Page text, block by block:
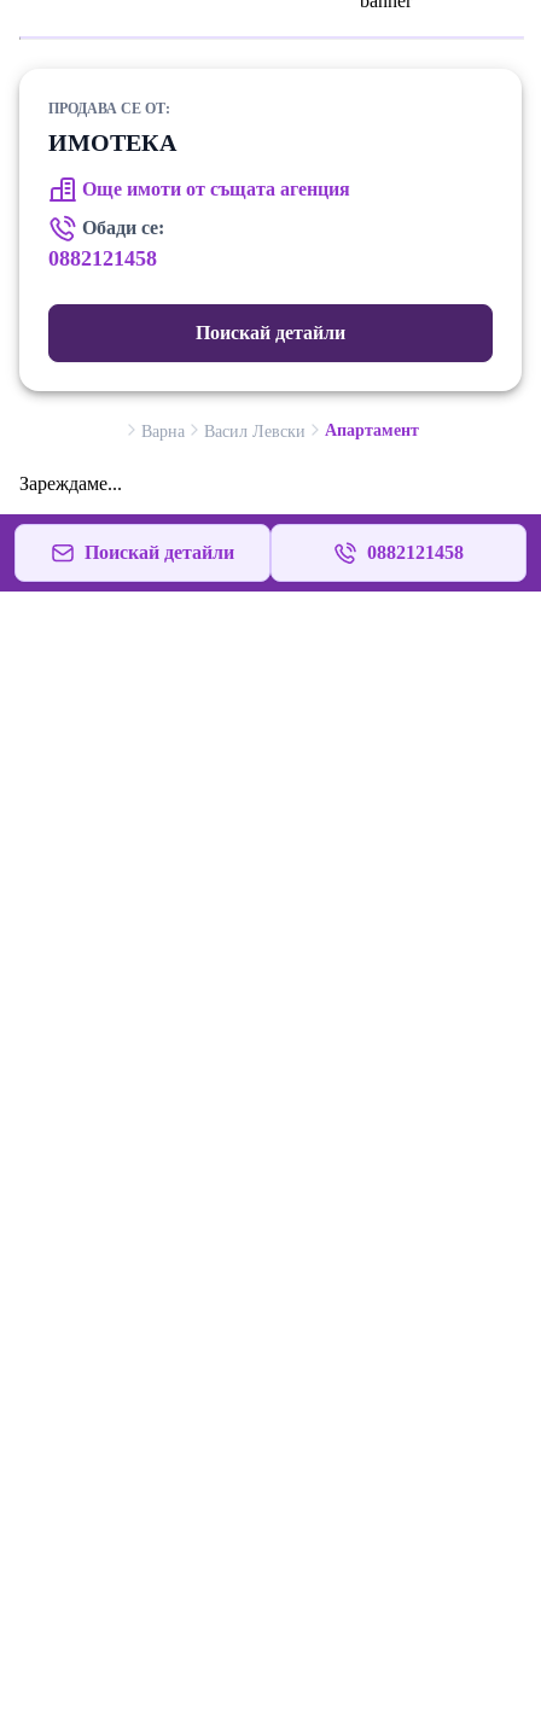
ПРОДАВА СЕ ОТ:
ИМОТЕКА
Още имоти от същата агенция
Обади се:
0882121458
Поискай детайли
Варна Васил Левски Апартамент
Зареждаме...
Поискай детайли 0882121458